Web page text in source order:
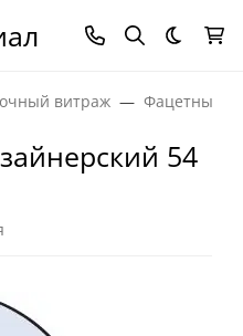
Темная
витраж Фацетные
54